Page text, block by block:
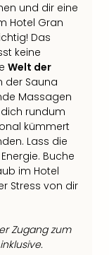
und dir eine
Hotel Gran
Das
keine
Welt der
der Sauna
Massagen
rundum
kümmert
Lass die
Buche
im Hotel
Stress von dir
Zugang zum